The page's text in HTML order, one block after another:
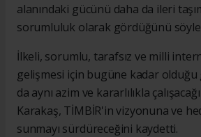
alanındaki gücünü daha da ileri
sorumluluk olarak gördüğünü
İlkeli, sorumlu, tarafsız ve milli
gelişmesi için bugüne kadar
da aynı azim ve kararlılıkla
Karakaş, TİMBİR'in vizyonuna ve
sunmayı sürdüreceğini kaydetti.